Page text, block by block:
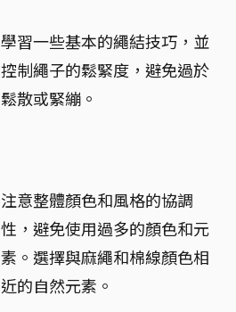
學習一些基本的繩結技巧，並
控制繩子的鬆緊度，避免過於
鬆散或緊繃。
注意整體顏色和風格的協調
性，避免使用過多的顏色和元
素。選擇與麻繩和棉線顏色相
近的自然元素。